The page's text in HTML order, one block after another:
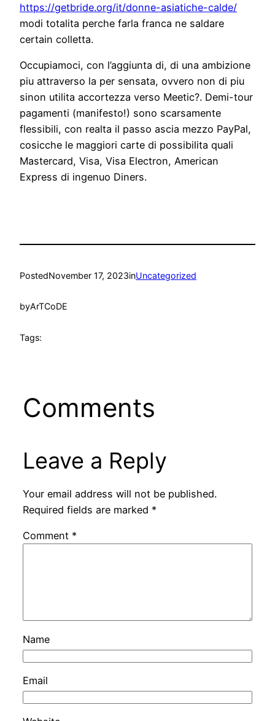
https://getbride.org/it/donne-asiatiche-calde/
modi totalita perche farla franca ne saldare
certain colletta.
Occupiamoci, con l’aggiunta di, di una ambizione
piu attraverso la per sensata, ovvero non di piu
sinon utilita accortezza verso Meetic?. Demi-tour
pagamenti (manifesto!) sono scarsamente
flessibili, con realta il passo ascia mezzo PayPal,
cosicche le maggiori carte di possibilita quali
Mastercard, Visa, Visa Electron, American
Express di ingenuo Diners.
PostedNovember 17, 2023inUncategorized
byArTCoDE
Tags:
Comments
Leave a Reply
Your email address will not be published.
Required fields are marked *
Comment *
Name
Email